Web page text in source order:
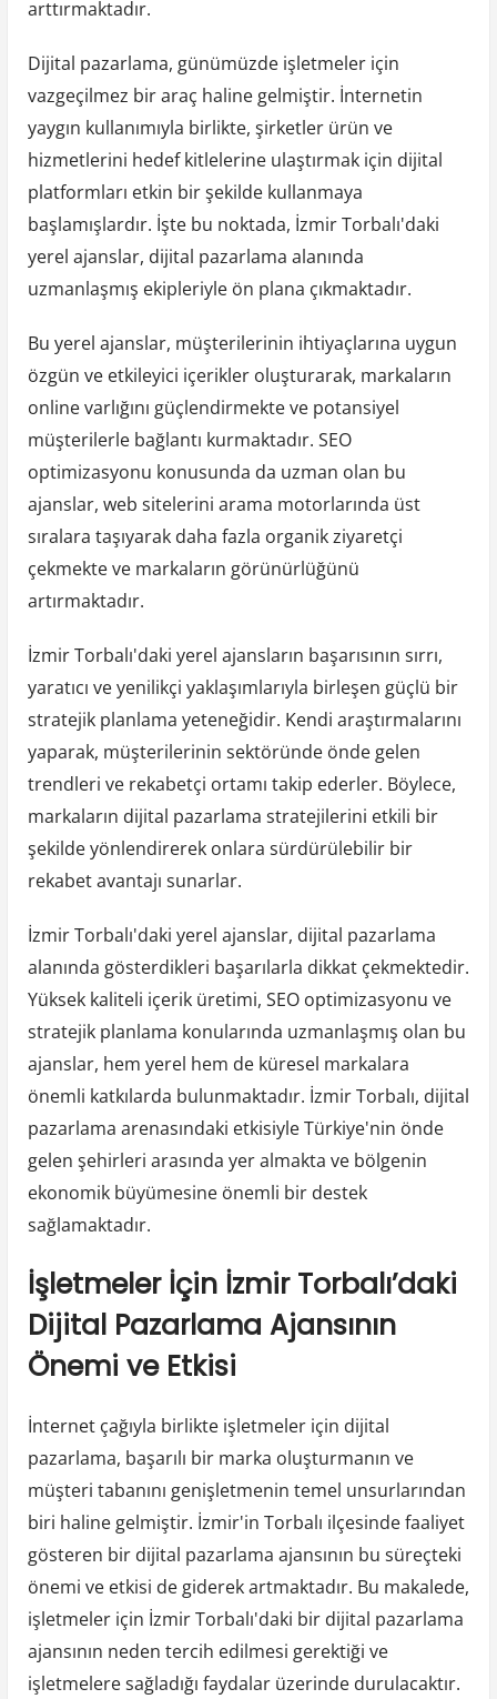
arttırmaktadır.
Dijital pazarlama, günümüzde işletmeler için
vazgeçilmez bir araç haline gelmiştir. İnternetin
yaygın kullanımıyla birlikte, şirketler ürün ve
hizmetlerini hedef kitlelerine ulaştırmak için dijital
platformları etkin bir şekilde kullanmaya
başlamışlardır. İşte bu noktada, İzmir Torbalı'daki
yerel ajanslar, dijital pazarlama alanında
uzmanlaşmış ekipleriyle ön plana çıkmaktadır.
Bu yerel ajanslar, müşterilerinin ihtiyaçlarına uygun
özgün ve etkileyici içerikler oluşturarak, markaların
online varlığını güçlendirmekte ve potansiyel
müşterilerle bağlantı kurmaktadır. SEO
optimizasyonu konusunda da uzman olan bu
ajanslar, web sitelerini arama motorlarında üst
sıralara taşıyarak daha fazla organik ziyaretçi
çekmekte ve markaların görünürlüğünü
artırmaktadır.
İzmir Torbalı'daki yerel ajansların başarısının sırrı,
yaratıcı ve yenilikçi yaklaşımlarıyla birleşen güçlü bir
stratejik planlama yeteneğidir. Kendi araştırmalarını
yaparak, müşterilerinin sektöründe önde gelen
trendleri ve rekabetçi ortamı takip ederler. Böylece,
markaların dijital pazarlama stratejilerini etkili bir
şekilde yönlendirerek onlara sürdürülebilir bir
rekabet avantajı sunarlar.
İzmir Torbalı'daki yerel ajanslar, dijital pazarlama
alanında gösterdikleri başarılarla dikkat çekmektedir.
Yüksek kaliteli içerik üretimi, SEO optimizasyonu ve
stratejik planlama konularında uzmanlaşmış olan bu
ajanslar, hem yerel hem de küresel markalara
önemli katkılarda bulunmaktadır. İzmir Torbalı, dijital
pazarlama arenasındaki etkisiyle Türkiye'nin önde
gelen şehirleri arasında yer almakta ve bölgenin
ekonomik büyümesine önemli bir destek
sağlamaktadır.
İşletmeler İçin İzmir Torbalı’daki
Dijital Pazarlama Ajansının
Önemi ve Etkisi
İnternet çağıyla birlikte işletmeler için dijital
pazarlama, başarılı bir marka oluşturmanın ve
müşteri tabanını genişletmenin temel unsurlarından
biri haline gelmiştir. İzmir'in Torbalı ilçesinde faaliyet
gösteren bir dijital pazarlama ajansının bu süreçteki
önemi ve etkisi de giderek artmaktadır. Bu makalede,
işletmeler için İzmir Torbalı'daki bir dijital pazarlama
ajansının neden tercih edilmesi gerektiği ve
işletmelere sağladığı faydalar üzerinde durulacaktır.